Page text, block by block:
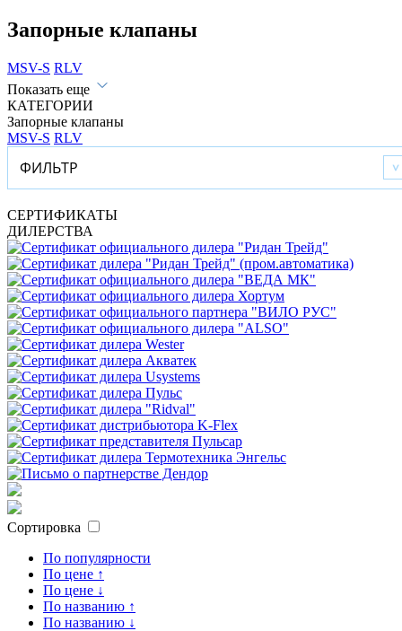
Запорные клапаны
MSV-S RLV
Показать еще
КАТЕГОРИИ
Запорные клапаны
MSV-S RLV
ФИЛЬТР
СЕРТИФИКАТЫ
ДИЛЕРСТВА
Сортировка
По популярности
По цене ↑
По цене ↓
По названию ↑
По названию ↓